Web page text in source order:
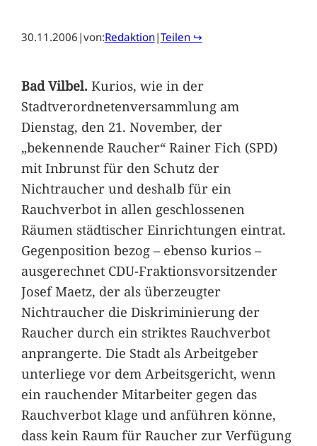
30.11.2006 |von:Redaktion|Teilen ↪
Bad Vilbel.Kurios, wie in der
Stadtverordnetenversammlung am
Dienstag, den 21. November, der
„bekennende Raucher“ Rainer Fich (SPD)
mit Inbrunst für den Schutz der
Nichtraucher und deshalb für ein
Rauchverbot in allen geschlossenen
Räumen städtischer Einrichtungen eintrat.
Gegenposition bezog – ebenso kurios –
ausgerechnet CDU-Fraktionsvorsitzender
Josef Maetz, der als überzeugter
Nichtraucher die Diskriminierung der
Raucher durch ein striktes Rauchverbot
anprangerte. Die Stadt als Arbeitgeber
unterliege vor dem Arbeitsgericht, wenn
ein rauchender Mitarbeiter gegen das
Rauchverbot klage und anführen könne,
dass kein Raum für Raucher zur Verfügung